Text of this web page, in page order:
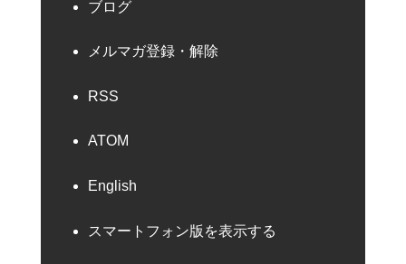
ブログ
メルマガ登録・解除
RSS
ATOM
English
スマートフォン版を表示する